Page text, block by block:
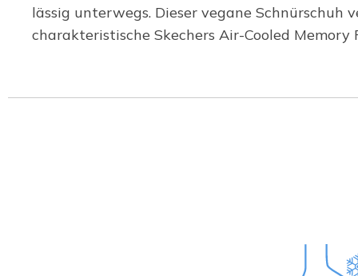
lässig unterwegs. Dieser vegane Schnürschuh
charakteristische Skechers Air-Cooled Memory